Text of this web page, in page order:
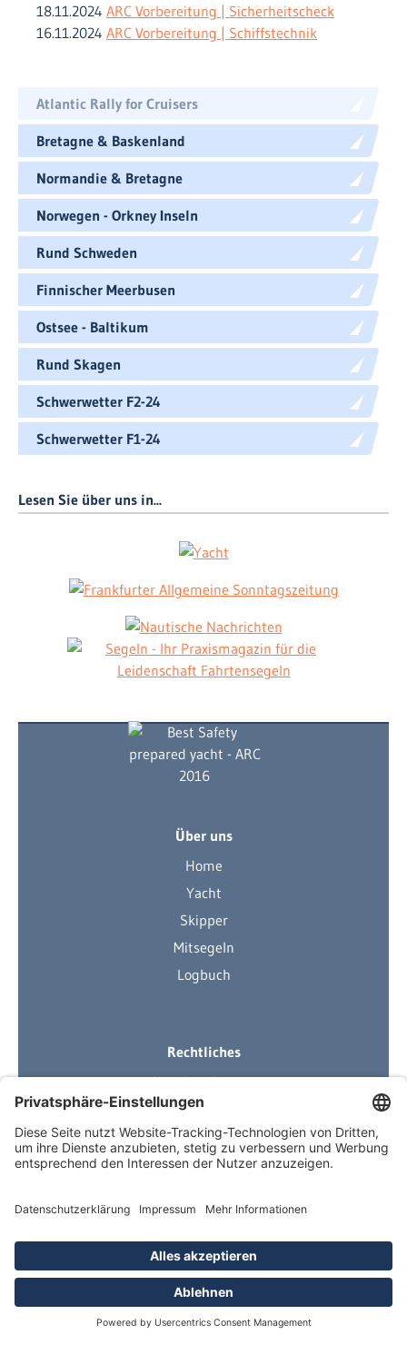
18.11.2024 ARC Vorbereitung | Sicherheitscheck
16.11.2024 ARC Vorbereitung | Schiffstechnik
Atlantic Rally for Cruisers
Bretagne & Baskenland
Normandie & Bretagne
Norwegen - Orkney Inseln
Rund Schweden
Finnischer Meerbusen
Ostsee - Baltikum
Rund Skagen
Schwerwetter F2-24
Schwerwetter F1-24
Lesen Sie über uns in...
Über uns
Home
Yacht
Skipper
Mitsegeln
Logbuch
Rechtliches
Ihre Ausrüstung
Impressum
Datenschutzerklärung
AGB
Über Neuigkeiten informiert
Newsletter